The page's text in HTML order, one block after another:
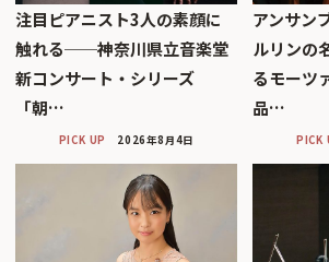
注目ピアニスト3人の素顔に
触れる──神奈川県立音楽堂
新コンサート・シリーズ
「朝…
PICK UP 2026年8月4日
アンサン
ルリンの
るモーツ
品…
PICK